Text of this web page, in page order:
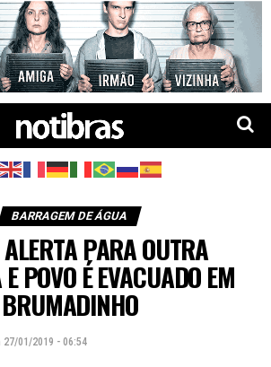
BARRAGEM DE ÁGUA
PARA OUTRA
POVO É EVACUADO EM
BRUMADINHO
27/01/2019 - 06:54